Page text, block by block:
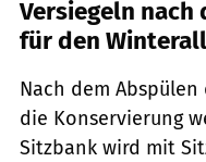
Versiegeln nach
für den
Nach dem
die Konservierung
Sitzbank wird mit